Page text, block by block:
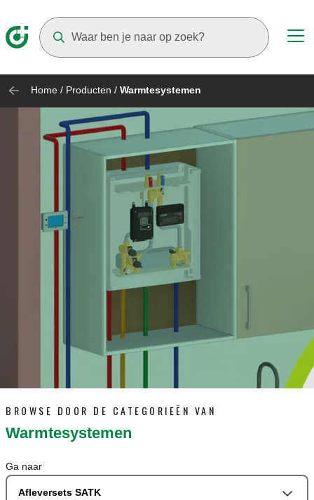
Home / Producten / Warmtesystemen
BROWSE DOOR DE CATEGORIEËN VAN
Warmtesystemen
Ga naar
Afleversets SATK